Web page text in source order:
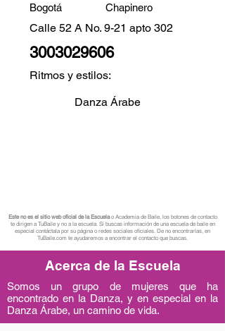
Bogotá Chapinero
Calle 52 A No. 9-21 apto 302
3003029606
Ritmos y estilos:
Danza Árabe
Este no es el sitio web oficial de la Escuelao Academia de Baile, los botones de contacto
te dirigen a TuBaile y no a la escuela. Si buscas información de una escuela de baile en
especial contáctala por su página o redes sociales oficiales. De no encontrarlas, en
TuBaile.com te ayudaremos a encontrar el contacto que buscas.
Acerca de la Escuela
Somos un grupo de mujeres que ha
encontrado en la Danza, y en especial en la
Danza Árabe, un camino de vida.